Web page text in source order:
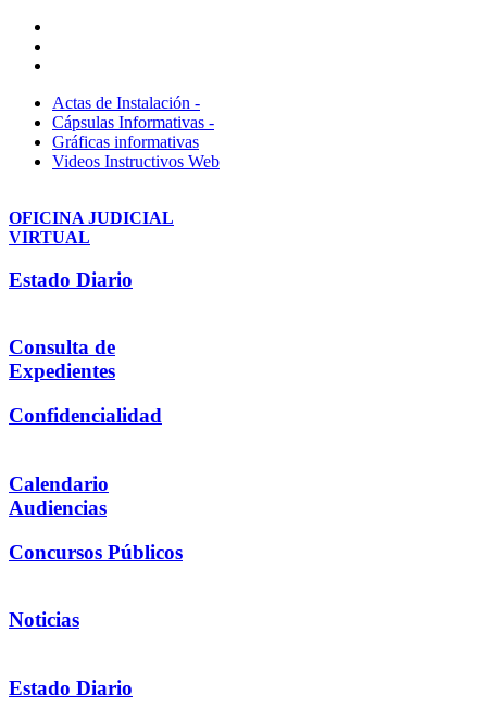
Actas de Instalación -
Cápsulas Informativas -
Gráficas informativas
Videos Instructivos Web
OFICINA JUDICIAL
VIRTUAL
Estado Diario
Consulta de
Expedientes
Confidencialidad
Calendario
Audiencias
Concursos Públicos
Noticias
Estado Diario